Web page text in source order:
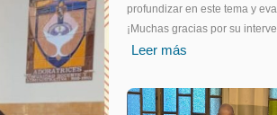
profundizar en este tema y
¡Muchas gracias por su
Leer más